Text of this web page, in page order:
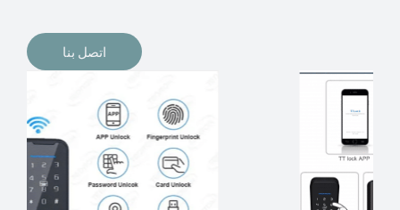
اتصل بنا